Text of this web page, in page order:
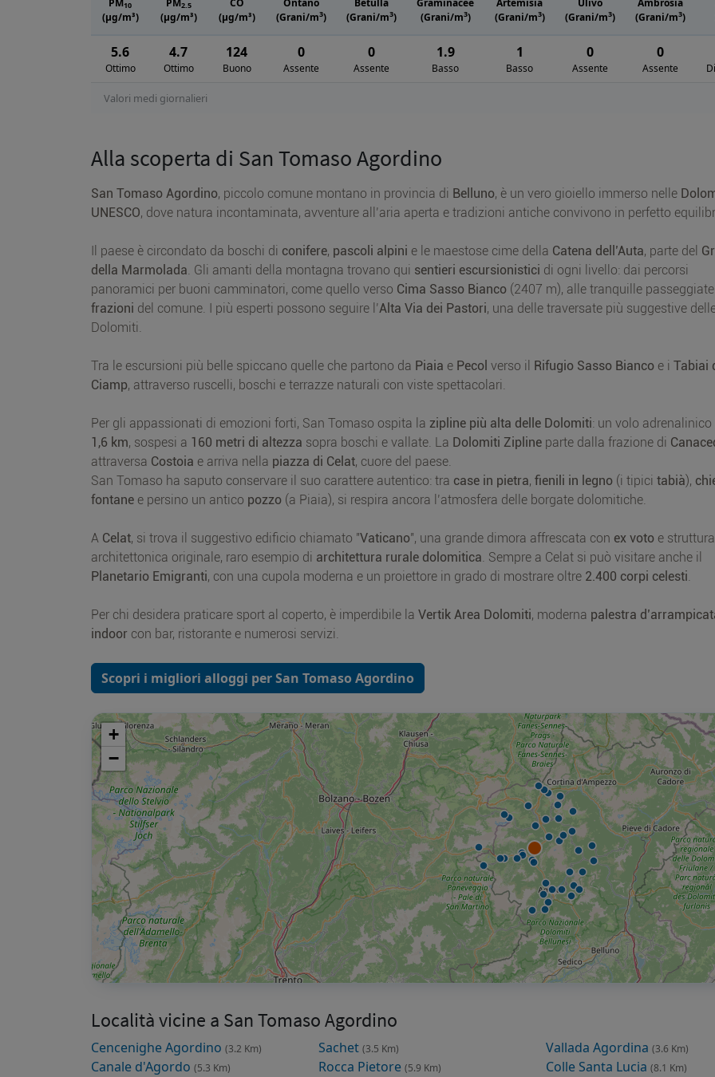
Valori medi giornalieri
PM10
(μg/m³)
PM2.5
(μg/m³)
CO
(μg/m³)
Ontano
(Grani/m3)
Betulla
(Grani/m3)
Graminacee
(Grani/m3)
Artemisia
(Grani/m3)
Ulivo
(Grani/m3)
Ambrosia
(Grani/m3)
5.6
Ottimo
4.7
Ottimo
124
Buono
0
Assente
0
Assente
1.9
Basso
1
Basso
0
Assente
0
Assente
Alla scoperta di San Tomaso Agordino
San Tomaso Agordino, piccolo comune montano in provincia di Belluno, è un vero gioiello immerso nelle
UNESCO, dove natura incontaminata, avventure all’aria aperta e tradizioni antiche convivono in perfetto
Il paese è circondato da boschi di conifere, pascoli alpini e le maestose cime della Catena dell’Auta, parte del
della Marmolada. Gli amanti della montagna trovano qui sentieri escursionistici di ogni livello: dai percorsi
panoramici per buoni camminatori, come quello verso Cima Sasso Bianco (2407 m), alle tranquille
frazioni del comune. I più esperti possono seguire l’Alta Via dei Pastori, una delle traversate più suggestive
Dolomiti.
Tra le escursioni più belle spiccano quelle che partono da Piaia e Pecol verso il Rifugio Sasso Bianco e i Tabiai
Ciamp, attraverso ruscelli, boschi e terrazze naturali con viste spettacolari.
Per gli appassionati di emozioni forti, San Tomaso ospita la zipline più alta delle Dolomiti: un volo adrenalinico
1,6 km, sospesi a 160 metri di altezza sopra boschi e vallate. La Dolomiti Zipline parte dalla frazione di
attraversa Costoia e arriva nella piazza di Celat, cuore del paese.
San Tomaso ha saputo conservare il suo carattere autentico: tra case in pietra, fienili in legno (i tipici tabià),
fontane e persino un antico pozzo (a Piaia), si respira ancora l’atmosfera delle borgate dolomitiche.
A Celat, si trova il suggestivo edificio chiamato "Vaticano", una grande dimora affrescata con ex voto e struttura
architettonica originale, raro esempio di architettura rurale dolomitica. Sempre a Celat si può visitare anche il
Planetario Emigranti, con una cupola moderna e un proiettore in grado di mostrare oltre 2.400 corpi celesti.
Per chi desidera praticare sport al coperto, è imperdibile la Vertik Area Dolomiti, moderna palestra
indoor con bar, ristorante e numerosi servizi.
Scopri i migliori alloggi per San Tomaso Agordino
+
−
Località vicine a San Tomaso Agordino
Cencenighe Agordino (3.2 Km) Sachet (3.5 Km) Vallada Agordina (3.6 Km)
Canale d'Agordo (5.3 Km) Rocca Pietore (5.9 Km) Colle Santa Lucia (8.1 Km)